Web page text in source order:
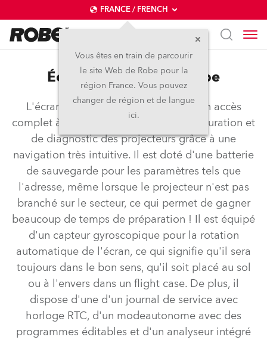
FRANCE / FRENCH
Vous êtes en train de parcourir
le site Web de Robe pour la
région France. Vous pouvez
changer de région et de langue
ici.
Écran tactile QVGA Robe
L'écran tactile QVGA Robe permet un accès
complet à toutes les fonctions de configuration et
de diagnostic des projecteurs grâce à une
navigation très intuitive. Il est doté d'une batterie
de sauvegarde pour les paramètres tels que
l'adresse, même lorsque le projecteur n'est pas
branché sur le secteur, ce qui permet de gagner
beaucoup de temps de préparation ! Il est équipé
d'un capteur gyroscopique pour la rotation
automatique de l'écran, ce qui signifie qu'il sera
toujours dans le bon sens, qu'il soit placé au sol
ou à l'envers dans un flight case. De plus, il
dispose d'une d'un journal de service avec
horloge RTC, d'un modeautonome avec des
programmes éditables et d'un analyseur intégré